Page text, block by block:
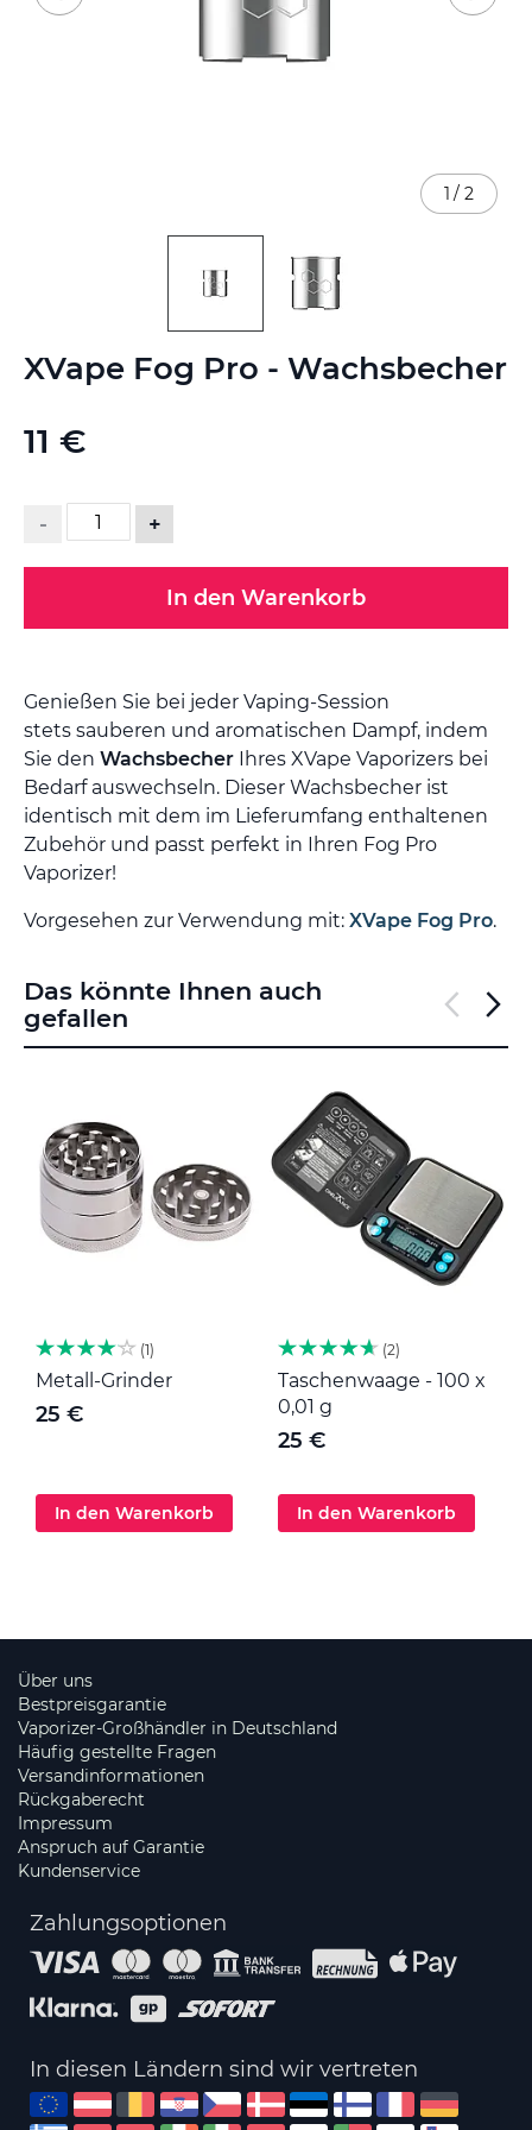
XVape Fog Pro - Wachsbecher
11 €
- +
In den Warenkorb
Genießen Sie bei jeder Vaping-Session
stets sauberen und aromatischen Dampf, indem
Sie den Wachsbecher Ihres XVape Vaporizers bei
Bedarf auswechseln. Dieser Wachsbecher ist
identisch mit dem im Lieferumfang enthaltenen
Zubehör und passt perfekt in Ihren Fog Pro
Vaporizer!
Vorgesehen zur Verwendung mit: XVape Fog Pro.
1 / 2
Anfang
springen
Das könnte Ihnen auch
gefallen
1
Metall-Grinder
25 €
In den Warenkorb
2
Taschenwaage - 100 x
0,01 g
25 €
In den Warenkorb
Über uns
Bestpreisgarantie
Vaporizer-Großhändler in Deutschland
Häufig gestellte Fragen
Versandinformationen
Rückgaberecht
Impressum
Anspruch auf Garantie
Kundenservice
Zahlungsoptionen
In diesen Ländern sind wir vertreten